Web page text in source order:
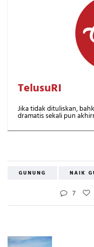
TelusuRI
Jika tidak dituliskan,
dramatis sekali pun
GUNUNG NAIK
7